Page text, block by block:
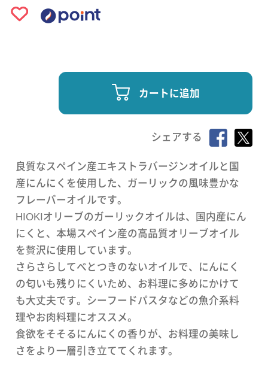
カートに追加
シェアする
良質なスペイン産エキストラバージンオイルと国
産にんにくを使用した、ガーリックの風味豊かな
フレーバーオイルです。
HIOKIオリーブのガーリックオイルは、国内産にん
にくと、本場スペイン産の高品質オリーブオイル
を贅沢に使用しています。
さらさらしてべとつきのないオイルで、にんにく
の匂いも残りにくいため、お料理に多めにかけて
も大丈夫です。シーフードパスタなどの魚介系料
理やお肉料理にオススメ。
食欲をそそるにんにくの香りが、お料理の美味し
さをより一層引き立ててくれます。